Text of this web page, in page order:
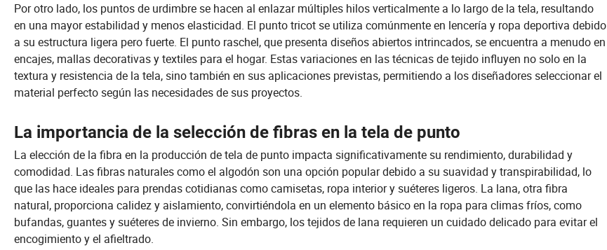
Por otro lado, los puntos de urdimbre se hacen al enlazar múltiples hilos verticalmente a lo largo de la tela, resultando
en una mayor estabilidad y menos elasticidad. El punto tricot se utiliza comúnmente en lencería y ropa deportiva debido
a su estructura ligera pero fuerte. El punto raschel, que presenta diseños abiertos intrincados, se encuentra a menudo en
encajes, mallas decorativas y textiles para el hogar. Estas variaciones en las técnicas de tejido influyen no solo en la
textura y resistencia de la tela, sino también en sus aplicaciones previstas, permitiendo a los diseñadores seleccionar el
material perfecto según las necesidades de sus proyectos.
La importancia de la selección de fibras en la tela de punto
La elección de la fibra en la producción de tela de punto impacta significativamente su rendimiento, durabilidad y
comodidad. Las fibras naturales como el algodón son una opción popular debido a su suavidad y transpirabilidad, lo
que las hace ideales para prendas cotidianas como camisetas, ropa interior y suéteres ligeros. La lana, otra fibra
natural, proporciona calidez y aislamiento, convirtiéndola en un elemento básico en la ropa para climas fríos, como
bufandas, guantes y suéteres de invierno. Sin embargo, los tejidos de lana requieren un cuidado delicado para evitar el
encogimiento y el afieltrado.